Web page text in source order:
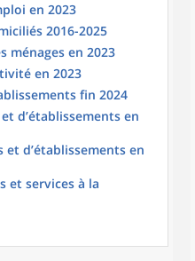
en 2023
2016-2025
ménages en 2023
en 2023
fin 2024
d’établissements en
et d’établissements en
et services à la